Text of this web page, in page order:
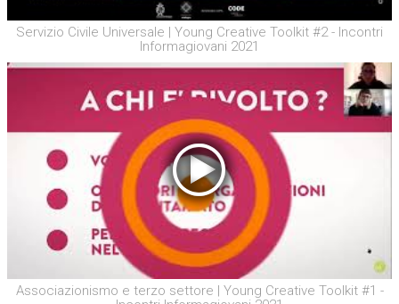
Servizio Civile Universale | Young Creative Toolkit #2 - Incontri
Informagiovani 2021
Associazionismo e terzo settore | Young Creative Toolkit #1 -